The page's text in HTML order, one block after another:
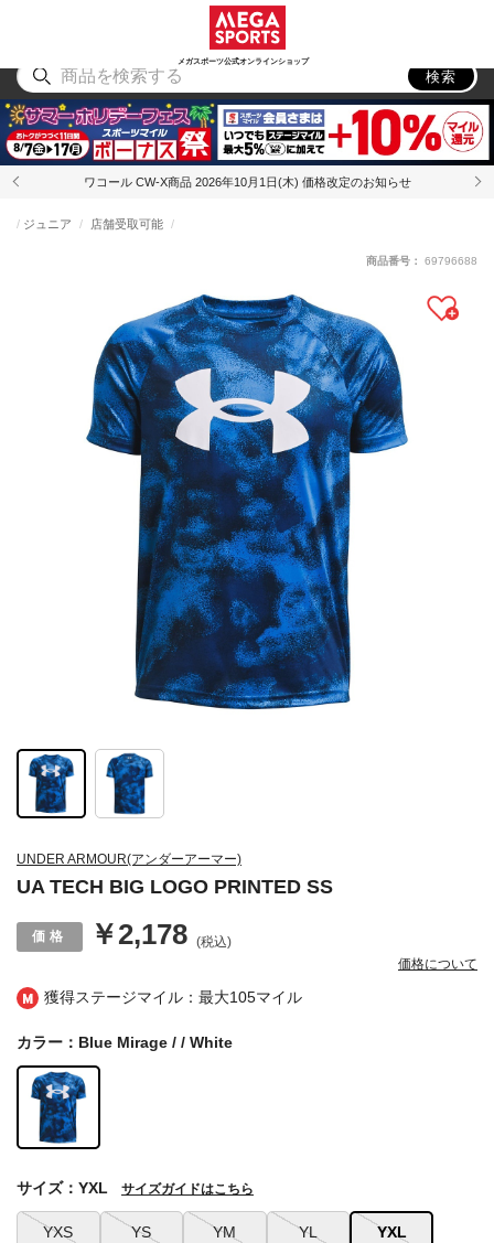
メガスポーツ公式オンラインショップ
アウトドア
検索
ワコール CW-X商品 2026年10月1日(木) 価格改定のお知らせ
獲得ステージマイル：最大105マイル
UNDER ARMOUR(アンダーアーマー)
UA TECH BIG LOGO PRINTED SS
ジュニア 店舗受取可能
￥2,178 (税込)
価格について
商品番号： 69796688
カラー：Blue Mirage / / White
YXS YS YM YL YXL
サイズ：YXL サイズガイドはこちら